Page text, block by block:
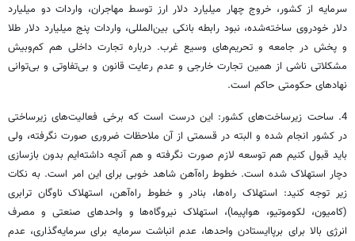
سرمایه از کشور، خروج چهار میلیارد دلار ارز توسط مهاجران، واردات دو میلیارد
دلار خودروی ساخته‌شده، نبود رابطه بانکی بین‌المللی، واردات پنج میلیارد دلار طلا
و پخش در جامعه و تحریم‌های وسیع غرب. درباره تجارت داخلی هم کم‌وبیش
مشکلاتی ناشی از همین تجارت خارجی و عدم رعایت قانون و بی‌تفاوتی و بی‌توانی
نهادهای حکومتی حاکم است.
4. ساحت زیرساخت‌های کشور: این درست است که برخی فعالیت‌های زیرساختی
در کشور انجام شده و البته در قسمتی از آن ملاحظات ضروری صورت نگرفته، ولی
باید قبول کنیم هم توسعه لازم صورت نگرفته و هم آنچه داشته‌ایم بدون بازسازی
دچار استهلاک شده است. خطوط راه‌آهن شاهد خوبی برای این امر است. به نکات
زیر توجه کنید: استهلاک راه‌ها، بنادر و خطوط راه‌آهن، استهلاک ناوگان ترابری
(کامیون، لکوموتیو، ‌هواپیما)، استهلاک نیروگاه‌ها و واحدهای صنعتی و مصرف
انرژی بالا برای برپاایستادن واحدها، عدم انباشت سرمایه برای سرمایه‌گذاری، عدم